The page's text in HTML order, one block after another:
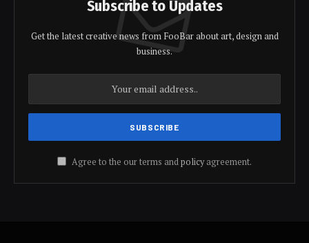
Subscribe to Updates
Get the latest creative news from FooBar about art, design and
business.
Agree to the our terms andpolicyagreement.